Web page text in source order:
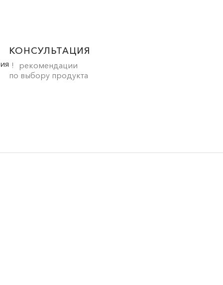
КОНСУЛЬТАЦИЯ
рекомендации
по выбору продукта